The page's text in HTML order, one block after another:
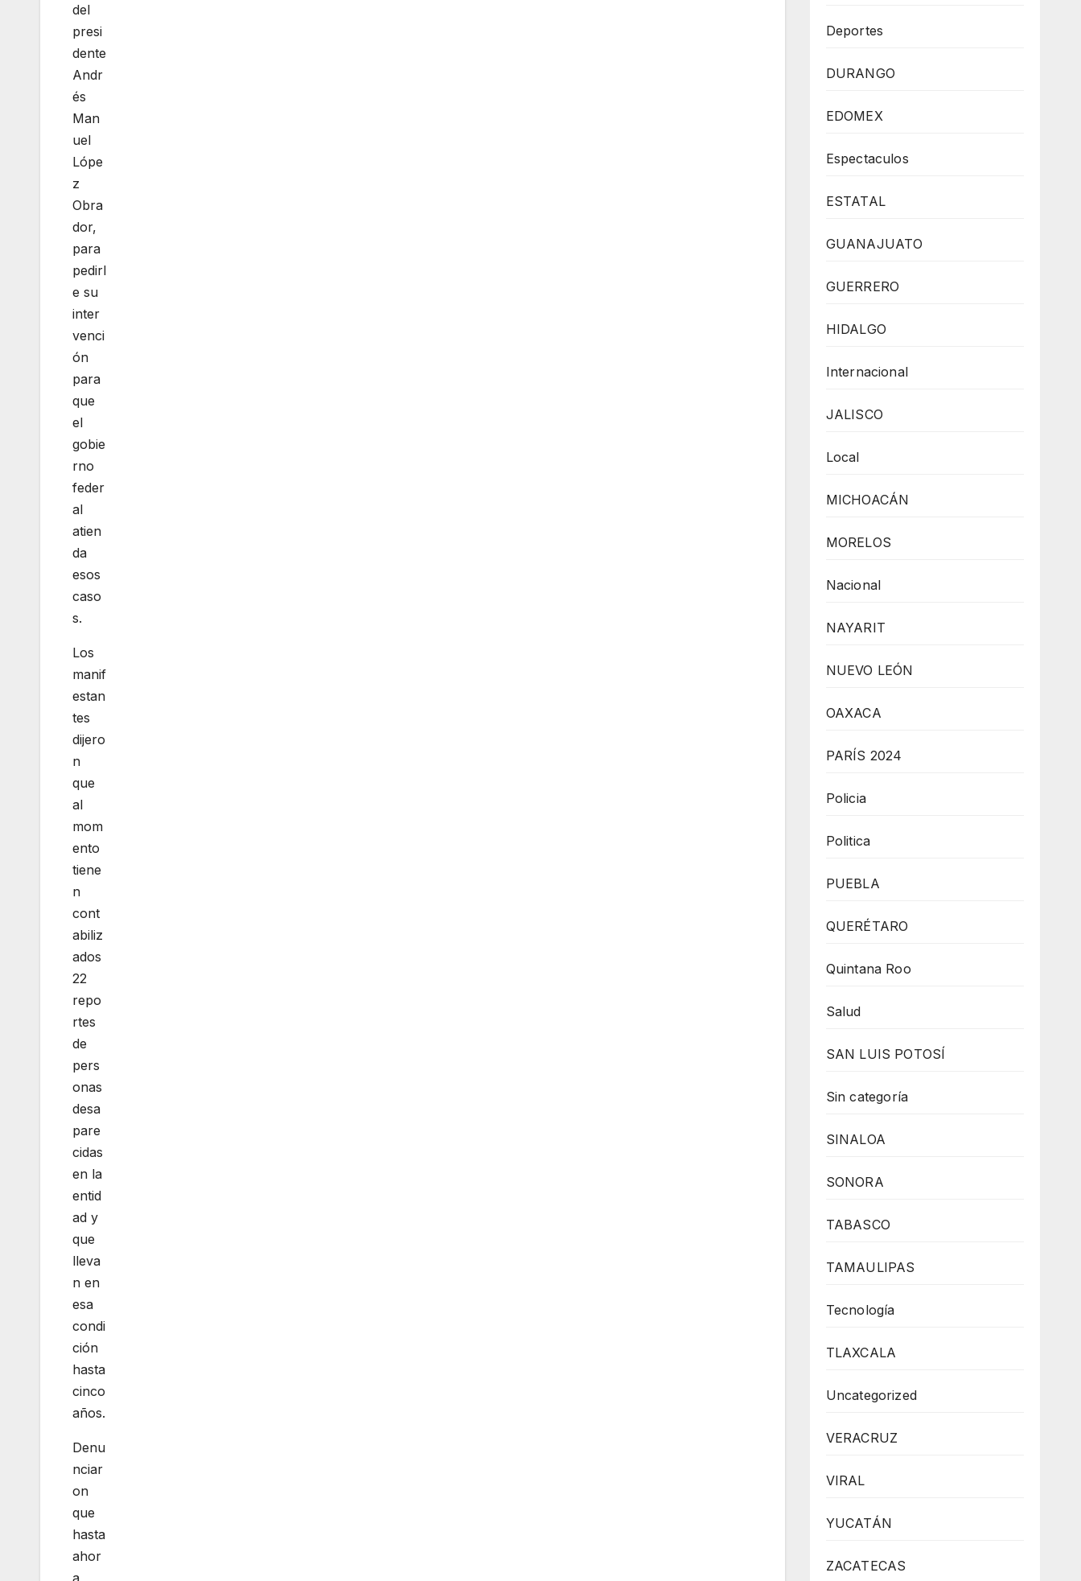
del
presi
dente
Andr
és
Man
uel
Lópe
z
Obra
dor,
para
pedirl
e su
inter
venci
ón
para
que
el
gobie
rno
feder
al
atien
da
esos
caso
s.
Los
manif
estan
tes
dijero
n
que
al
mom
ento
tiene
n
cont
abiliz
ados
22
repo
rtes
de
pers
onas
desa
pare
cidas
en la
entid
ad y
que
lleva
n en
esa
condi
ción
hasta
cinco
años.
Denu
nciar
on
que
hasta
ahor
a
Deportes
DURANGO
EDOMEX
Espectaculos
ESTATAL
GUANAJUATO
GUERRERO
HIDALGO
Internacional
JALISCO
Local
MICHOACÁN
MORELOS
Nacional
NAYARIT
NUEVO LEÓN
OAXACA
PARÍS 2024
Policia
Politica
PUEBLA
QUERÉTARO
Quintana Roo
Salud
SAN LUIS POTOSÍ
Sin categoría
SINALOA
SONORA
TABASCO
TAMAULIPAS
Tecnología
TLAXCALA
Uncategorized
VERACRUZ
VIRAL
YUCATÁN
ZACATECAS